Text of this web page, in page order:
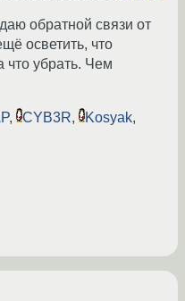
обратной связи от
осветить, что
что убрать. Чем
, CYB3R, Kosyak,